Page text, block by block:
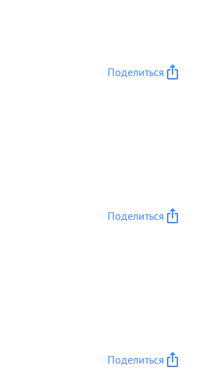
Поделиться
Поделиться
Поделиться